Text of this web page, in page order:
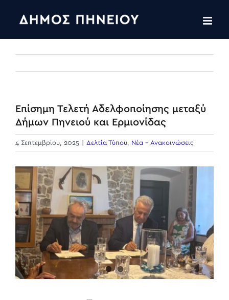
Επίσημη Τελετή Αδελφοποίησης μεταξύ
Δήμων Πηνειού και Ερμιονίδας
4 Σεπτεμβρίου, 2025 Δελτία Τύπου, Νέα - Ανακοινώσεις
View
Larger
Image